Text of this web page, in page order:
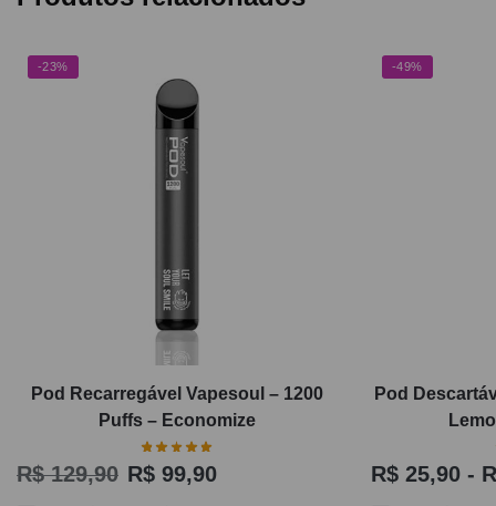
-23%
Pod Recarregável Vapesoul – 1200
Puffs – Economize
R$129,90 R$ 99,90
-49%
Pod
R$ 25,90 -